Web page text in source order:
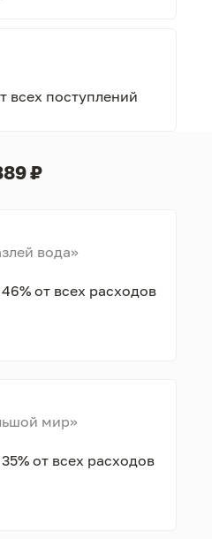
всех поступлений
₽
вода»
46% от всех расходов
мир»
35% от всех расходов